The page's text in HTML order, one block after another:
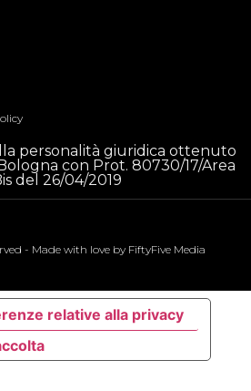
personalità giuridica ottenuto
con Prot. 80730/17/Area
del 26/04/2019
- Made with love by FiftyFive Media
relative alla privacy